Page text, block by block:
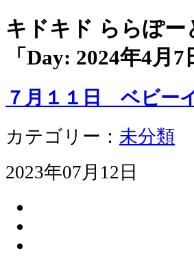
キドキド ららぽ
「Day: 2024年4月7
７月１１日 ベビー
カテゴリー： 未分類
2023年07月12日